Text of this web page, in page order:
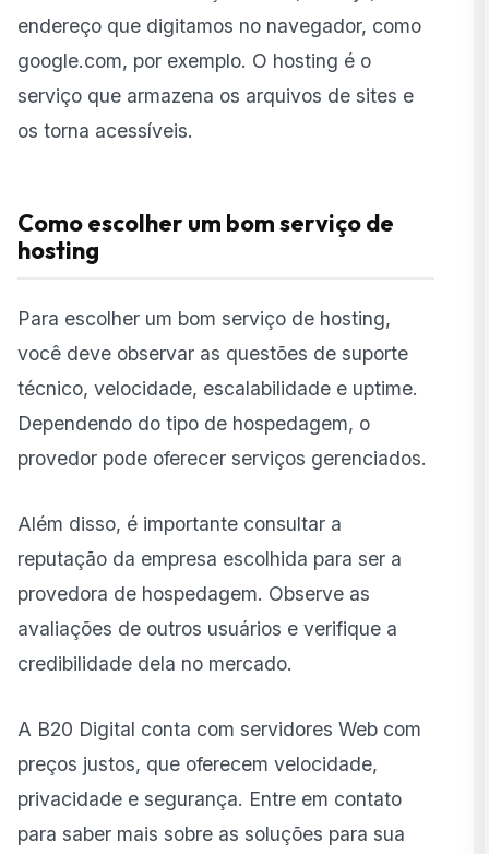
endereço que digitamos no navegador, como
google.com, por exemplo. O hosting é o
serviço que armazena os arquivos de sites e
os torna acessíveis.
Como escolher um bom serviço de
hosting
Para escolher um bom serviço de hosting,
você deve observar as questões de suporte
técnico, velocidade, escalabilidade e uptime.
Dependendo do tipo de hospedagem, o
provedor pode oferecer serviços gerenciados.
Além disso, é importante consultar a
reputação da empresa escolhida para ser a
provedora de hospedagem. Observe as
avaliações de outros usuários e verifique a
credibilidade dela no mercado.
A B20 Digital conta com servidores Web com
preços justos, que oferecem velocidade,
privacidade e segurança. Entre em contato
para saber mais sobre as soluções para sua